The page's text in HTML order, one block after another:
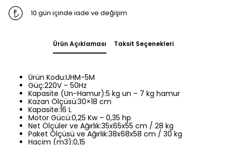
10 gün içinde iade ve değişim
Ürün Açıklaması Taksit Seçenekleri
Ürün Kodu:UHM-5M
Güç:220V – 50Hz
Kapasite (Un-Hamur):5 kg un – 7 kg hamur
Kazan Ölçüsü:30×18 cm
Kapasite:16 L
Motor Gücü:0,25 Kw – 0,35 hp
Net Ölçüler ve Ağırlık:35x65x55 cm / 28 kg
Paket Ölçüsü ve Ağırlık:38x68x58 cm / 30 kg
Hacim (m3):0,15